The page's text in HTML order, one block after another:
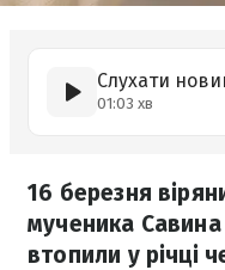
Слухати
01:03 хв
16 березня
мученика
втопили у річці